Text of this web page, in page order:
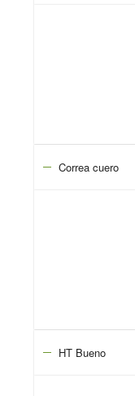
Correa cuero
HT Bueno